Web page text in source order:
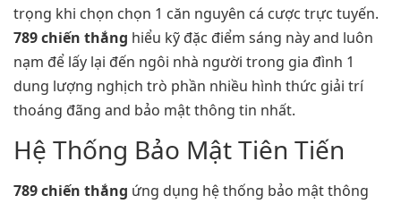
trọng khi chọn chọn 1 căn nguyên cá cược trực tuyến.
789 chiến thắng hiểu kỹ đặc điểm sáng này and luôn
nạm để lấy lại đến ngôi nhà người trong gia đình 1
dung lượng nghịch trò phần nhiều hình thức giải trí
thoáng đãng and bảo mật thông tin nhất.
Hệ Thống Bảo Mật Tiên Tiến
789 chiến thắng ứng dụng hệ thống bảo mật thông